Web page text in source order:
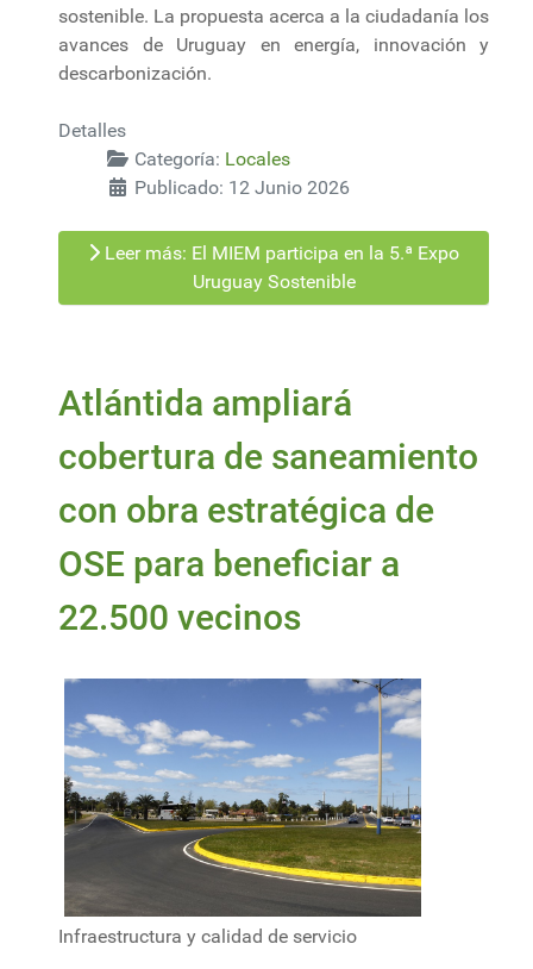
sostenible. La propuesta acerca a la ciudadanía los
avances de Uruguay en energía, innovación y
descarbonización.
Detalles
Categoría: Locales
Publicado: 12 Junio 2026
Leer más: El MIEM participa en la 5.ª Expo
Uruguay Sostenible
Atlántida ampliará
cobertura de saneamiento
con obra estratégica de
OSE para beneficiar a
22.500 vecinos
Infraestructura y calidad de servicio